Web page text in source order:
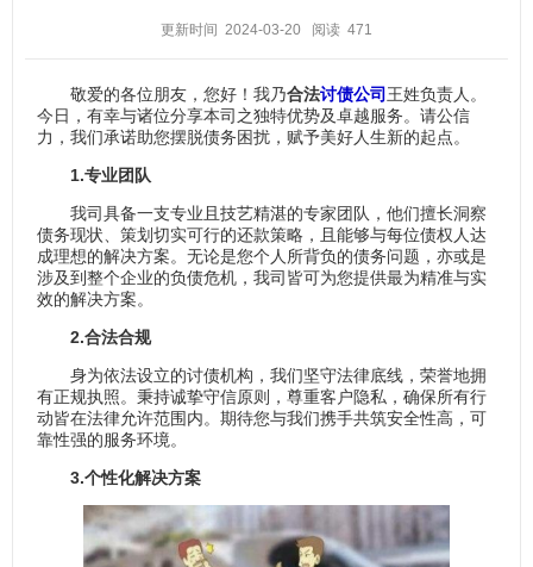
更新时间 2024-03-20 阅读 471
敬爱的各位朋友，您好！我乃合法讨债公司 王姓负责人。
今日，有幸与诸位分享本司之独特优势及卓越服务。请公信
力，我们承诺助您摆脱债务困扰，赋予美好人生新的起点。
1.专业团队
我司具备一支专业且技艺精湛的专家团队，他们擅长洞察
债务现状、策划切实可行的还款策略，且能够与每位债权人达
成理想的解决方案。无论是您个人所背负的债务问题，亦或是
涉及到整个企业的负债危机，我司皆可为您提供最为精准与实
效的解决方案。
2.合法合规
身为依法设立的讨债机构，我们坚守法律底线，荣誉地拥
有正规执照。秉持诚挚守信原则，尊重客户隐私，确保所有行
动皆在法律允许范围内。期待您与我们携手共筑安全性高，可
靠性强的服务环境。
3.个性化解决方案